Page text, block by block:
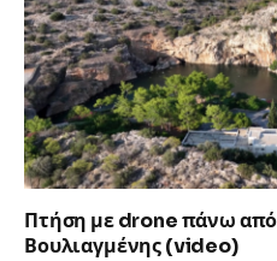
Πτήση με drone πάνω από
Βουλιαγμένης (video)